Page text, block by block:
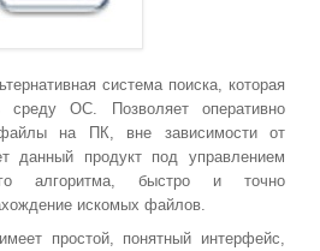
система поиска, которая
среду ОС. Позволяет оперативно
файлы на ПК, вне зависимости от
данный продукт под управлением
алгоритма, быстро и точно
искомых файлов.
простой, понятный интерфейс,